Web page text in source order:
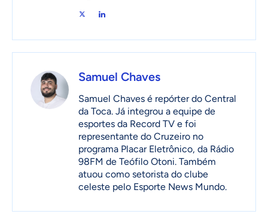
Samuel Chaves
Samuel Chaves é repórter do Central
da Toca. Já integrou a equipe de
esportes da Record TV e foi
representante do Cruzeiro no
programa Placar Eletrônico, da Rádio
98FM de Teófilo Otoni. Também
atuou como setorista do clube
celeste pelo Esporte News Mundo.